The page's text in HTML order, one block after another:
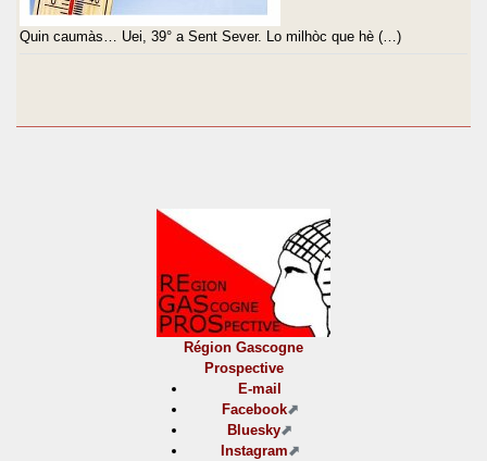
Quin caumàs… Uei, 39° a Sent Sever. Lo milhòc que hè (…)
Région Gascogne
Prospective
E-mail
Facebook
Bluesky
Instagram